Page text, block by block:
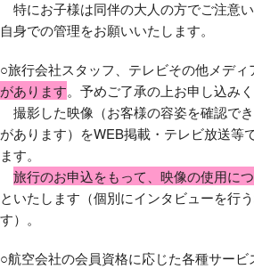
特にお子様は同伴の大人の方でご注意
自身での管理をお願いいたします。
○旅行会社スタッフ、テレビその他メディ
があります。予めご了承の上お申し込みく
撮影した映像（お客様の容姿を確認で
があります）をWEB掲載・テレビ放送等
ます。
旅行のお申込をもって、映像の使用に
といたします（個別にインタビューを行
す）。
○航空会社の会員資格に応じた各種サー